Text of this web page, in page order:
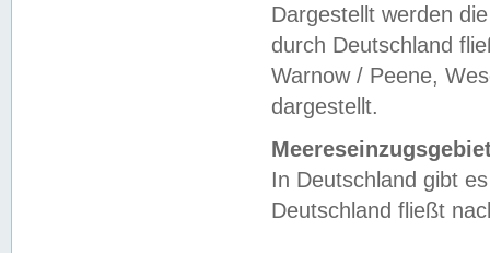
Dargestellt werden
durch Deutschland
Warnow / Peene,
dargestellt.
In Deutschland gibt
Deutschland fließt